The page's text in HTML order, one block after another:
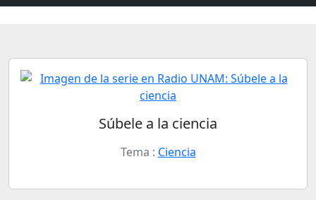
Súbele a la ciencia
Tema : Ciencia